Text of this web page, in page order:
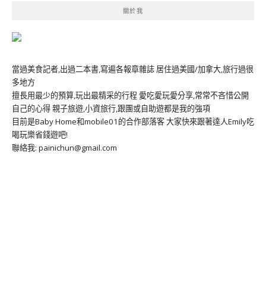
關於我
當過美食記者,出過二本書,寫遍各報章雜誌 居住過美國/加拿大,旅行過很
多地方
擅長用最少的預算,玩出最精采的行程 愛吃愛玩愛分享,常常不吝惜公開
自己的心得 親子旅遊,小資旅行,跟團或自助遊都是我的強項
目前是Baby Home和mobile01的合作部落客 大家快來跟著達人Emily吃
喝玩樂省錢遊吧!
聯絡我: painichun@gmail.com